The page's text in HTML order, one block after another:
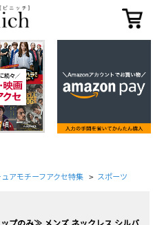
ュアモチーフアクセ特集 > スポーツ
プのみ≫ メンズ ネックレス シルバ